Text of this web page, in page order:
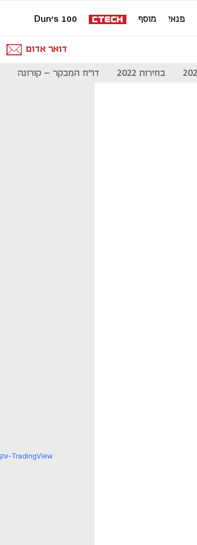
פנאי מוסף Dun's 100
דואר אדום
בחירות 2022 דו"ח המבקר - קורונה
עקוב אחר כל השווקים ב-TradingView